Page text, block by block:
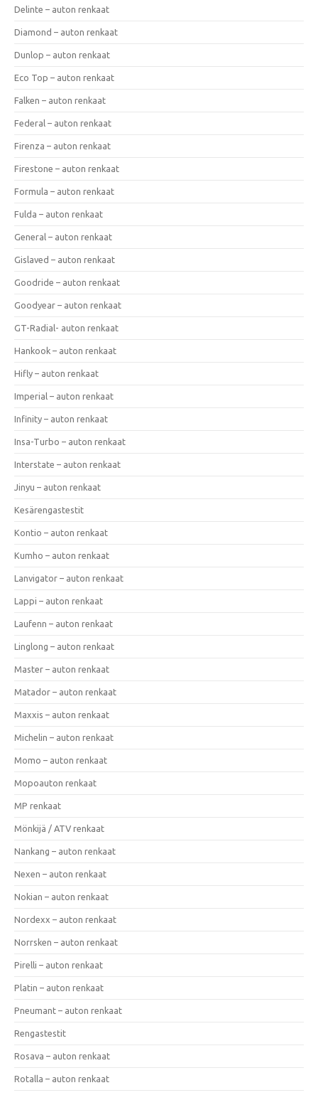
Delinte – auton renkaat
Diamond – auton renkaat
Dunlop – auton renkaat
Eco Top – auton renkaat
Falken – auton renkaat
Federal – auton renkaat
Firenza – auton renkaat
Firestone – auton renkaat
Formula – auton renkaat
Fulda – auton renkaat
General – auton renkaat
Gislaved – auton renkaat
Goodride – auton renkaat
Goodyear – auton renkaat
GT-Radial- auton renkaat
Hankook – auton renkaat
Hifly – auton renkaat
Imperial – auton renkaat
Infinity – auton renkaat
Insa-Turbo – auton renkaat
Interstate – auton renkaat
Jinyu – auton renkaat
Kesärengastestit
Kontio – auton renkaat
Kumho – auton renkaat
Lanvigator – auton renkaat
Lappi – auton renkaat
Laufenn – auton renkaat
Linglong – auton renkaat
Master – auton renkaat
Matador – auton renkaat
Maxxis – auton renkaat
Michelin – auton renkaat
Momo – auton renkaat
Mopoauton renkaat
MP renkaat
Mönkijä / ATV renkaat
Nankang – auton renkaat
Nexen – auton renkaat
Nokian – auton renkaat
Nordexx – auton renkaat
Norrsken – auton renkaat
Pirelli – auton renkaat
Platin – auton renkaat
Pneumant – auton renkaat
Rengastestit
Rosava – auton renkaat
Rotalla – auton renkaat